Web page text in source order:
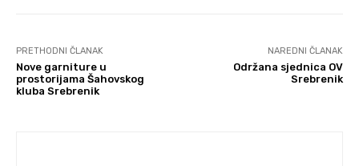
PRETHODNI ČLANAK
Nove garniture u
prostorijama Šahovskog
kluba Srebrenik
NAREDNI ČLANAK
Održana sjednica OV
Srebrenik